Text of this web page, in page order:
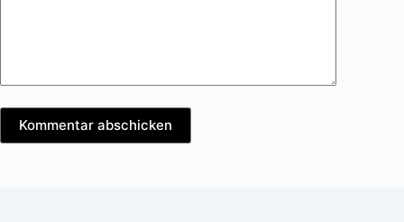
Kommentar abschicken